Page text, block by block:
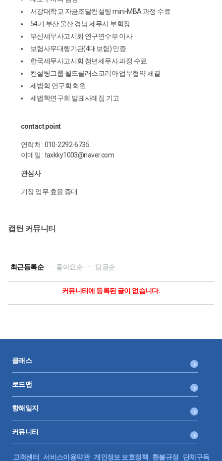
서강대학교 자금조달컨설팅 mini-MBA 과정 수료
54기 부산 울산 경남 세무사 부회장
부산세무사고시회 연구연수부 이사
보험사무대행기관(4대보험) 인증
한국세무사고시회 청년세무사 과정 수료
컨설팅그룹 월드클래스코리아 업무협약 체결
세법학 연구회 회원
세법학연구회 발표사례집 기고
contact point
연락처 : 010-2292-6735
이메일 : taxkky1003@naver.com
관심사
기장 업무 효율 증대
캡틴 커뮤니티
최근등록순 · 좋아요순 · 답글순
커뮤니티에 등록된 글이 없습니다.
클래스
로드맵
항해일지
커뮤니티
고객센터 서비스이용약관 개인정보 보호정책 환불규정 단체구독